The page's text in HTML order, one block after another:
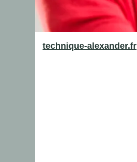
technique-alexander.fr